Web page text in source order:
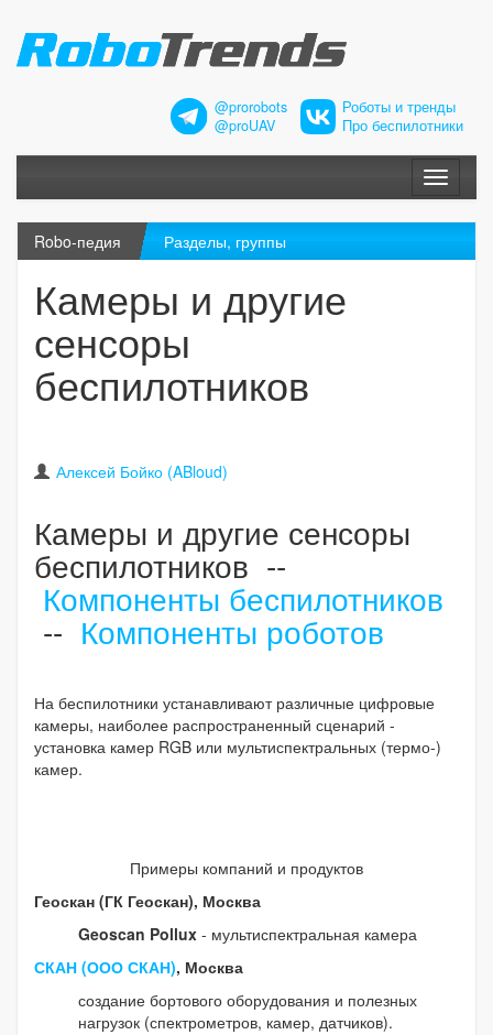
@prorobots
@proUAV
Роботы и тренды
Про беспилотники
Меню
Robo-педия Разделы, группы
Камеры и другие
сенсоры
беспилотников
Алексей Бойко (ABloud)
Камеры и другие сенсоры
беспилотников --
Компоненты беспилотников
-- Компоненты роботов
На беспилотники устанавливают различные цифровые
камеры, наиболее распространенный сценарий -
установка камер RGB или мультиспектральных (термо-)
камер.
Примеры компаний и продуктов
Геоскан (ГК Геоскан), Москва
Geoscan Pollux - мультиспектральная камера
СКАН (ООО СКАН), Москва
создание бортового оборудования и полезных
нагрузок (спектрометров, камер, датчиков).